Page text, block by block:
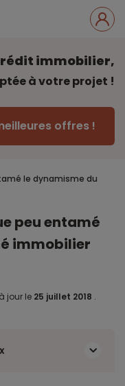
immobilier,
à votre projet !
offres !
le dynamisme du
peu entamé
immobilier
jour le 25 juillet 2018 .